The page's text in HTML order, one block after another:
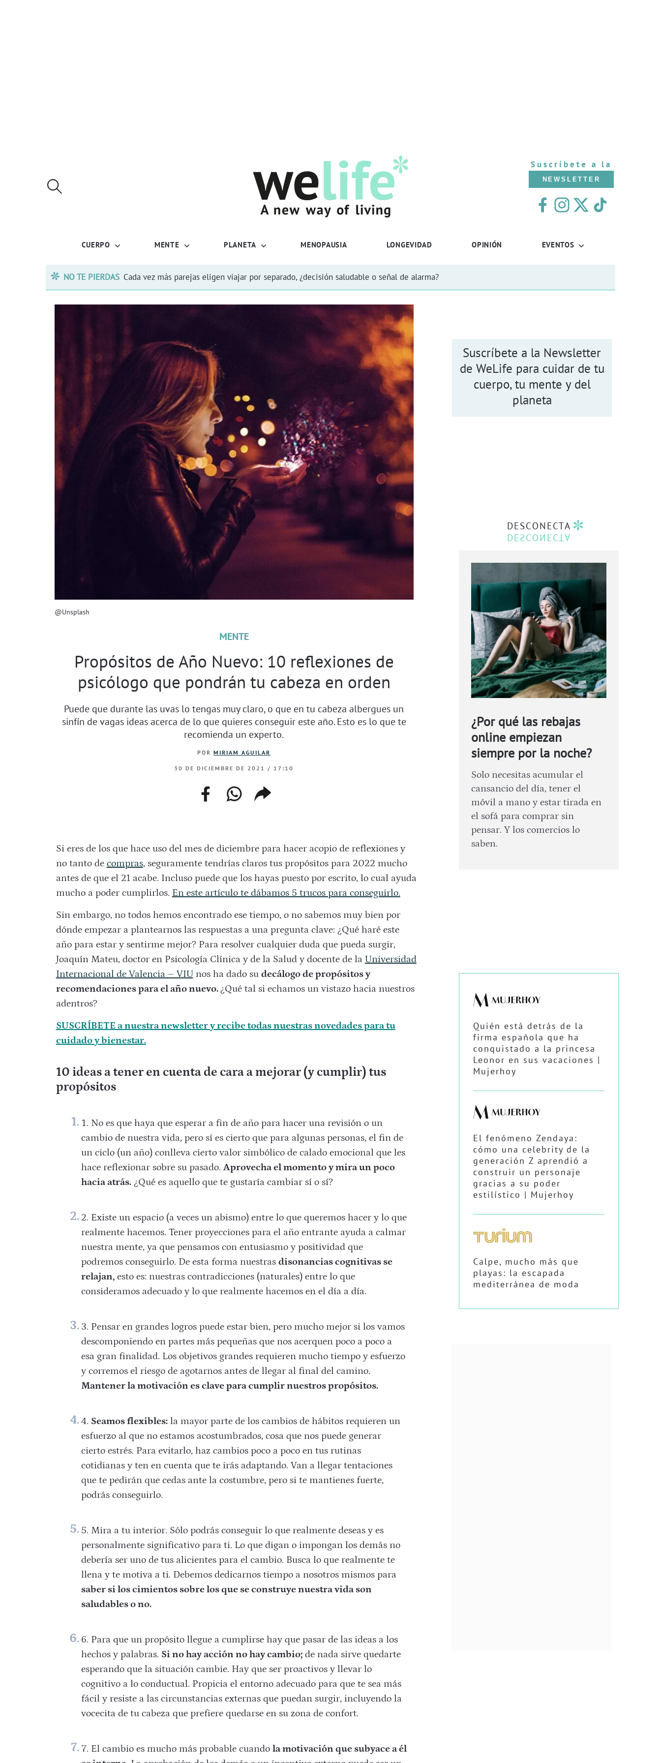
Suscríbete a la
NEWSLETTER
CUERPO MENTE PLANETA MENOPAUSIA LONGEVIDAD OPINIÓN EVENTOS
NO TE PIERDAS Cada vez más parejas eligen viajar por separado, ¿decisión saludable o señal de alarma?
@Unsplash
MENTE
Propósitos de Año Nuevo: 10 reflexiones de
psicólogo que pondrán tu cabeza en orden
Puede que durante las uvas lo tengas muy claro, o que en tu cabeza albergues un
sinfín de vagas ideas acerca de lo que quieres conseguir este año. Esto es lo que te
recomienda un experto.
PORMIRIAM AGUILAR
30 DE DICIEMBRE DE 2021 / 17:10
facebookwhatsapp
web
copiar
enlace
Si eres de los que hace uso del mes de diciembre para hacer acopio de reflexiones y
no tanto de compras, seguramente tendrías claros tus propósitos para 2022 mucho
antes de que el 21 acabe. Incluso puede que los hayas puesto por escrito, lo cual ayuda
mucho a poder cumplirlos. En este artículo te dábamos 5 trucos para conseguirlo.
Sin embargo, no todos hemos encontrado ese tiempo, o no sabemos muy bien por
dónde empezar a plantearnos las respuestas a una pregunta clave: ¿Qué haré este
año para estar y sentirme mejor? Para resolver cualquier duda que pueda surgir,
Joaquín Mateu, doctor en Psicología Clínica y de la Salud y docente de la Universidad
Internacional de Valencia – VIUnos ha dado su decálogo de propósitos y
recomendaciones para el año nuevo. ¿Qué tal si echamos un vistazo hacia nuestros
adentros?
SUSCRÍBETE a nuestra newsletter y recibe todas nuestras novedades para tu
cuidado y bienestar.
10 ideas a tener en cuenta de cara a mejorar (y cumplir) tus
propósitos
No es que haya que esperar a fin de año para hacer una revisión o un
cambio de nuestra vida, pero sí es cierto que para algunas personas, el fin de
un ciclo (un año) conlleva cierto valor simbólico de calado emocional que les
hace reflexionar sobre su pasado.Aprovecha el momento y mira un poco
hacia atrás. ¿Qué es aquello que te gustaría cambiar sí o sí?
Existe un espacio (a veces un abismo) entre lo que queremos hacer y lo que
realmente hacemos. Tener proyecciones para el año entrante ayuda a calmar
nuestra mente, ya que pensamos con entusiasmo y positividad que
podremos conseguirlo. De esta forma nuestrasdisonancias cognitivas se
relajan, esto es: nuestras contradicciones (naturales) entre lo que
consideramos adecuado y lo que realmente hacemos en el día a día.
Pensar en grandes logros puede estar bien, pero mucho mejor si los vamos
descomponiendo en partes más pequeñas que nos acerquen poco a poco a
esa gran finalidad. Los objetivos grandes requieren mucho tiempo y esfuerzo
y corremos el riesgo de agotarnos antes de llegar al final del camino.
Mantener la motivación es clave para cumplir nuestros propósitos.
Seamos flexibles: la mayor parte de los cambios de hábitos requieren un
esfuerzo al que no estamos acostumbrados, cosa que nos puede generar
cierto estrés. Para evitarlo, haz cambios poco a poco en tus rutinas
cotidianas y ten en cuenta que te irás adaptando. Van a llegar tentaciones
que te pedirán que cedas ante la costumbre, pero si te mantienes fuerte,
podrás conseguirlo.
Mira a tu interior. Sólo podrás conseguir lo que realmente deseas y es
personalmente significativo para ti. Lo que digan o impongan los demás no
debería ser uno de tus alicientes para el cambio. Busca lo que realmente te
llena y te motiva a ti. Debemos dedicarnos tiempo a nosotros mismos para
saber si los cimientos sobre los que se construye nuestra vida son
saludables o no.
Para que un propósito llegue a cumplirse hay que pasar de las ideas a los
hechos y palabras. Si no hay acción no hay cambio; de nada sirve quedarte
esperando que la situación cambie. Hay que ser proactivos y llevar lo
cognitivo a lo conductual. Propicia el entorno adecuado para que te sea más
fácil y resiste a las circunstancias externas que puedan surgir, incluyendo la
vocecita de tu cabeza que prefiere quedarse en su zona de confort.
El cambio es mucho más probable cuandola motivación que subyace a él
Suscríbete a la Newsletter
de WeLife para cuidar de tu
cuerpo, tu mente y del
planeta
DESCONECTA
¿Por qué las rebajas
online empiezan
siempre por la noche?
Solo necesitas acumular el
cansancio del día, tener el
móvil a mano y estar tirada en
el sofá para comprar sin
pensar. Y los comercios lo
saben.
Quién está detrás de la
firma española que ha
conquistado a la princesa
Leonor en sus vacaciones |
Mujerhoy
El fenómeno Zendaya:
cómo una celebrity de la
generación Z aprendió a
construir un personaje
gracias a su poder
estilístico | Mujerhoy
Calpe, mucho más que
playas: la escapada
mediterránea de moda